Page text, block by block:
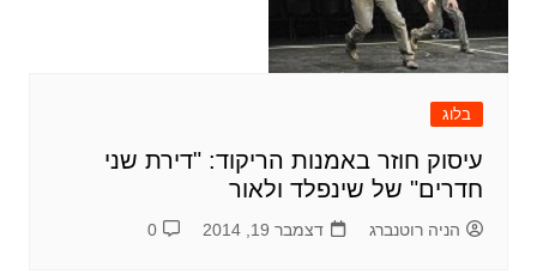
בלוג
עיסוק חוזר באמנות הריקוד: "דירת שני
חדרים" של שינפלד ולאור
הניה רוטנברג דצמבר 19, 2014 0